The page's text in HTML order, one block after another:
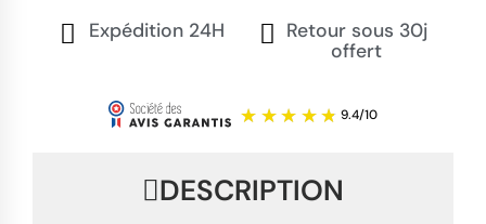
Expédition 24H
Retour sous 30j
offert
DESCRIPTION